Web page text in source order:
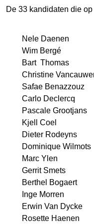
De 33 kandidaten die
Nele Daenen
Wim Bergé
Bart Thomas
Christine
Safae Benazzouz
Carlo Declercq
Pascale Grootjans
Kjell Coel
Dieter Rodeyns
Dominique Wilmots
Marc Ylen
Gerrit Smets
Berthel Bogaert
Inge Morren
Erwin Van Dycke
Rosette Haenen